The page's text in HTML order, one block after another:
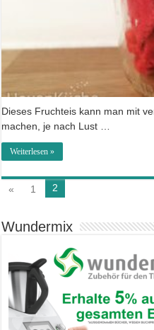
Dieses Fruchteis kann man mit
machen, je nach Lust …
Weiterlesen »
« 1 2
Wundermix